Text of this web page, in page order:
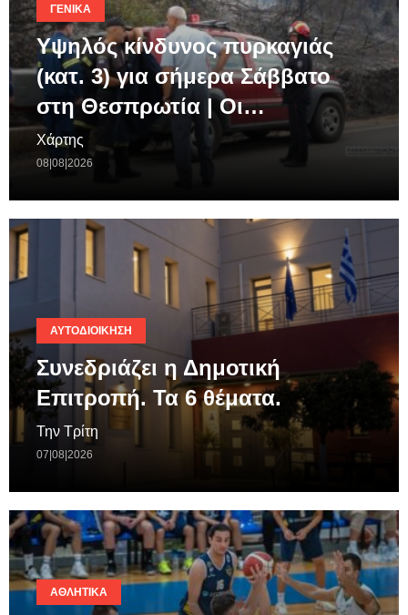
ΓΕΝΙΚΆ
Υψηλός κίνδυνος πυρκαγιάς
(κατ. 3) για σήμερα Σάββατο
στη Θεσπρωτία | Οι…
Χάρτης
08|08|2026
ΑΥΤΟΔΙΟΊΚΗΣΗ
Συνεδριάζει η Δημοτική
Επιτροπή. Τα 6 θέματα.
Την Τρίτη
07|08|2026
ΑΘΛΗΤΙΚΆ